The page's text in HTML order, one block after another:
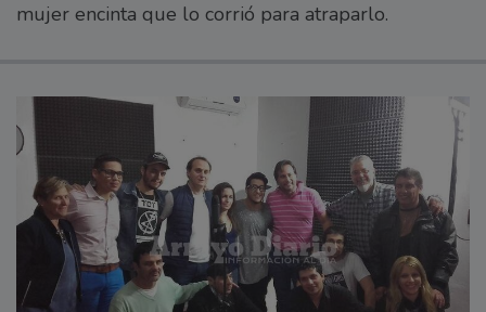
mujer encinta que lo corrió para atraparlo.